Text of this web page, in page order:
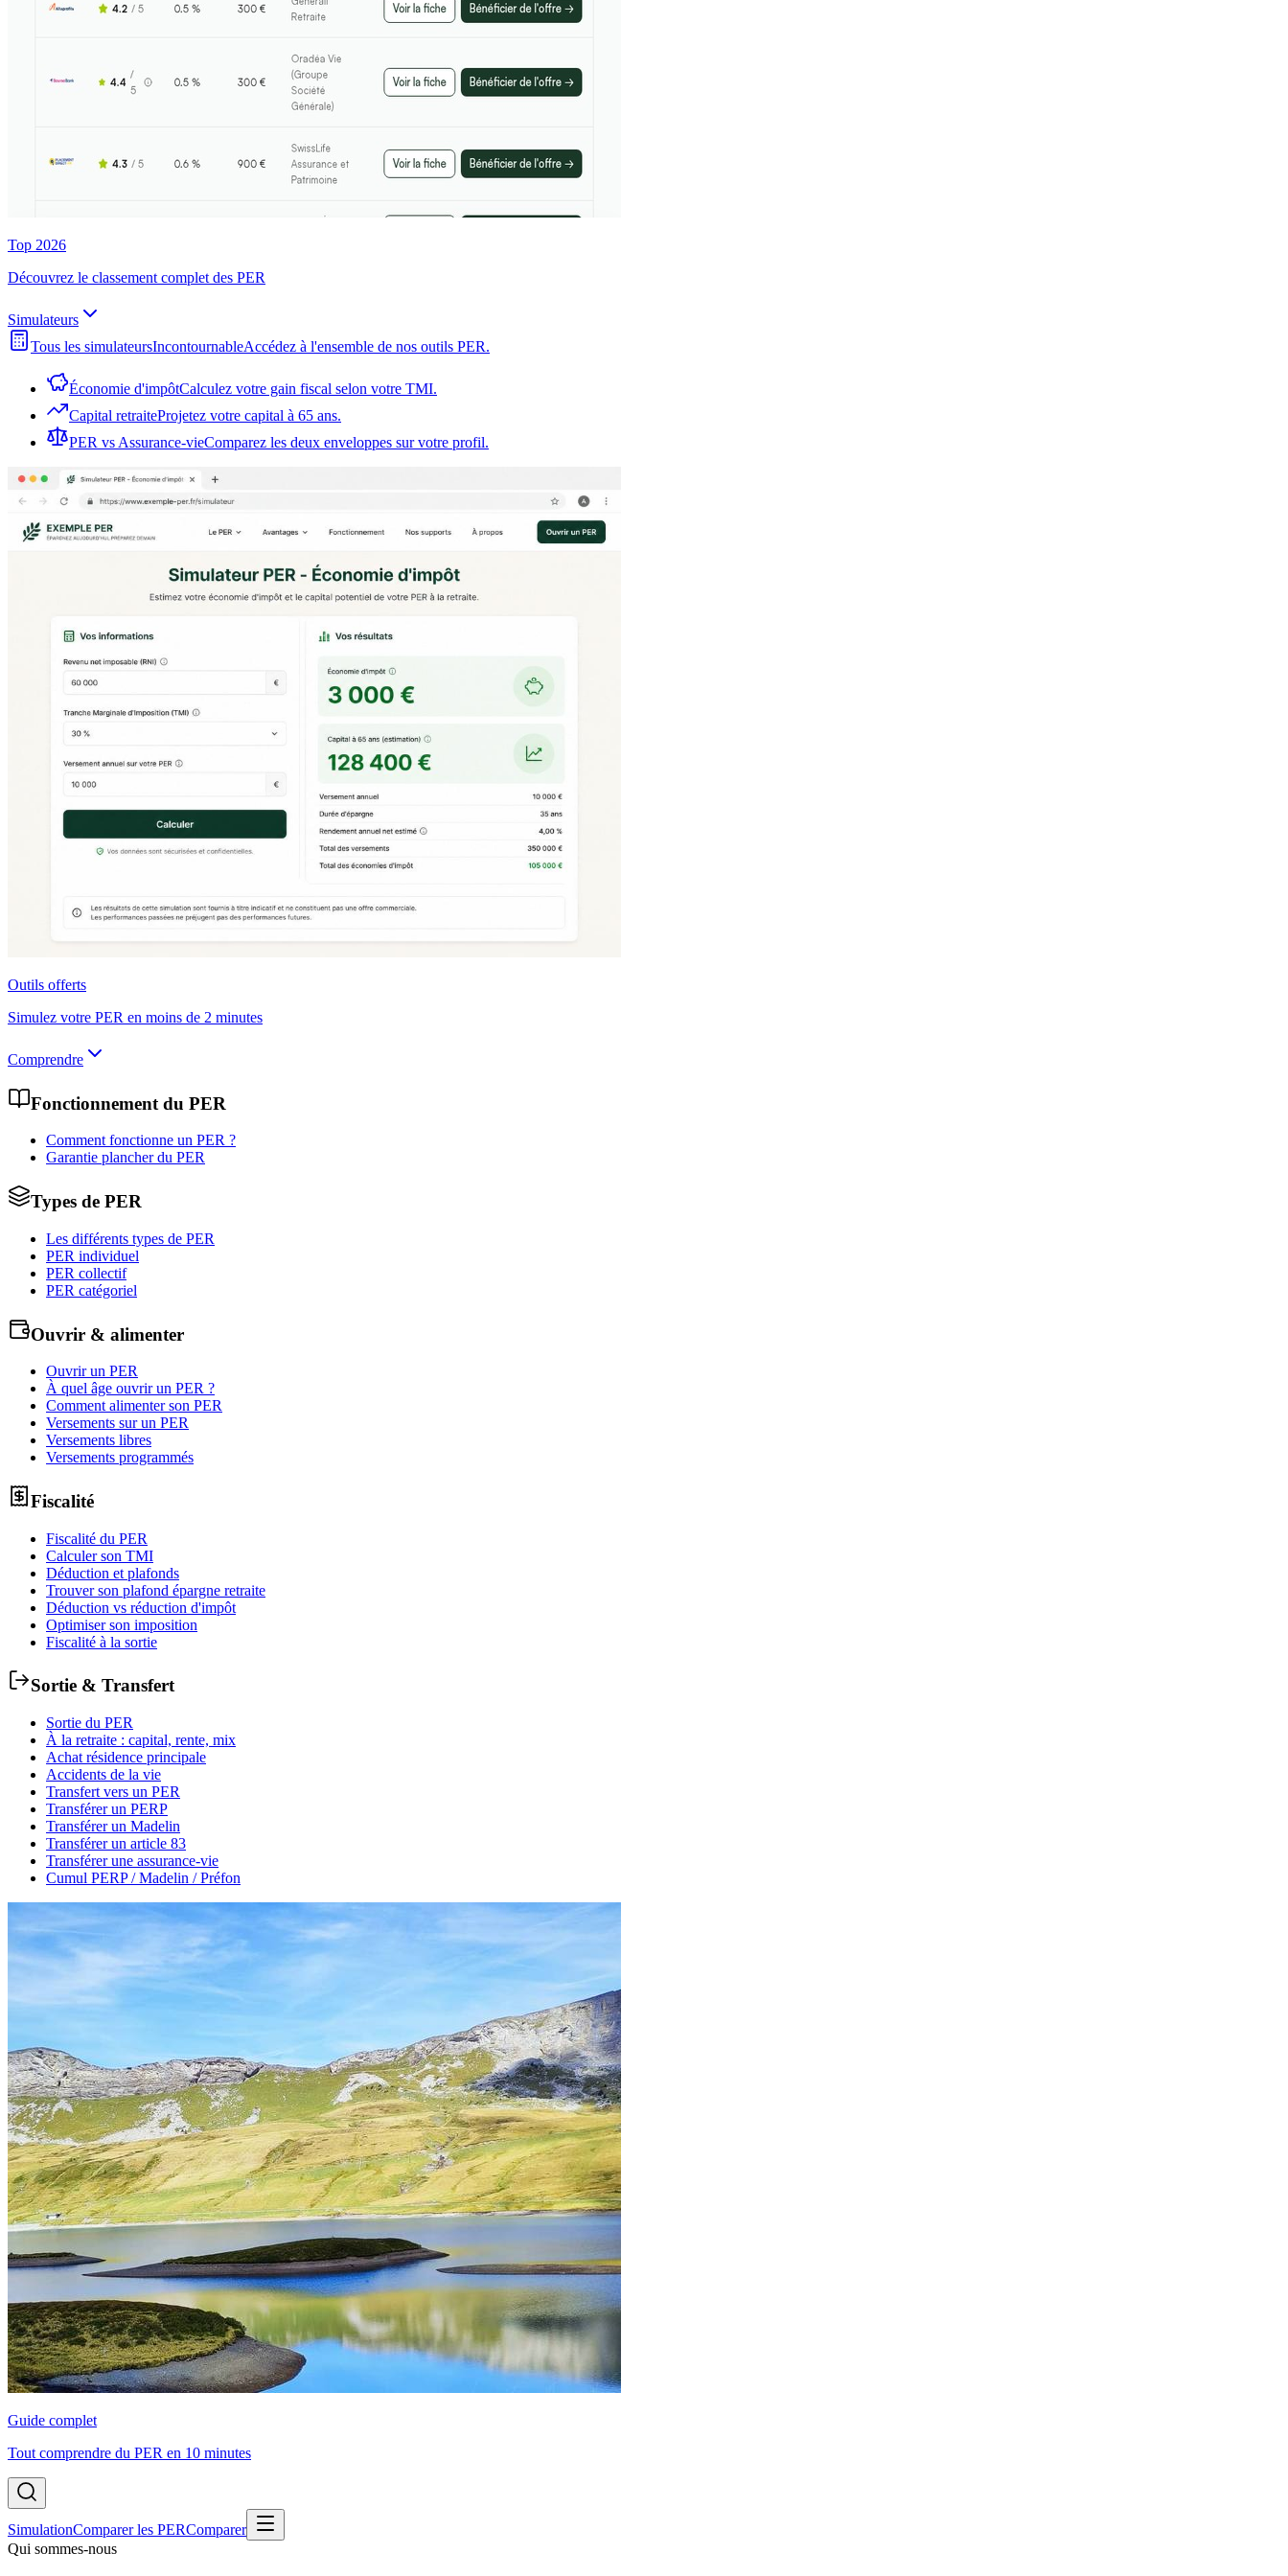
Top 2026
Découvrez le classement complet des PER
Simulateurs
Tous les simulateursIncontournableAccédez à l'ensemble de nos outils PER.
Économie d'impôtCalculez votre gain fiscal selon votre TMI.
Capital retraiteProjetez votre capital à 65 ans.
PER vs Assurance-vieComparez les deux enveloppes sur votre profil.
Outils offerts
Simulez votre PER en moins de 2 minutes
Comprendre
Fonctionnement du PER
Comment fonctionne un PER ?
Garantie plancher du PER
Types de PER
Les différents types de PER
PER individuel
PER collectif
PER catégoriel
Ouvrir & alimenter
Ouvrir un PER
À quel âge ouvrir un PER ?
Comment alimenter son PER
Versements sur un PER
Versements libres
Versements programmés
Fiscalité
Fiscalité du PER
Calculer son TMI
Déduction et plafonds
Trouver son plafond épargne retraite
Déduction vs réduction d'impôt
Optimiser son imposition
Fiscalité à la sortie
Sortie & Transfert
Sortie du PER
À la retraite : capital, rente, mix
Achat résidence principale
Accidents de la vie
Transfert vers un PER
Transférer un PERP
Transférer un Madelin
Transférer un article 83
Transférer une assurance-vie
Cumul PERP / Madelin / Préfon
Guide complet
Tout comprendre du PER en 10 minutes
SimulationComparer les PERComparer
Qui sommes-nous